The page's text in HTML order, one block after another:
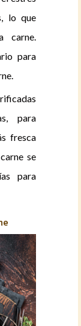
lo que
carne.
para
para
fresca
se
para